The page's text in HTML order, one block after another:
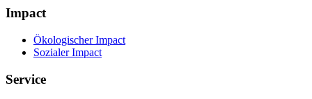
Impact
Ökologischer Impact
Sozialer Impact
Service